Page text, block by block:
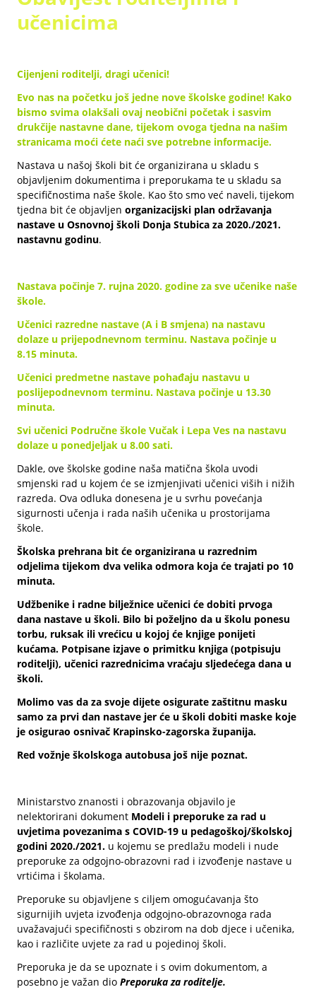
učenicima
Cijenjeni roditelji, dragi učenici!
Evo nas na početku još jedne nove školske godine! Kako
bismo svima olakšali ovaj neobični početak i sasvim
drukčije nastavne dane, tijekom ovoga tjedna na našim
stranicama moći ćete naći sve potrebne informacije.
Nastava u našoj školi bit će organizirana u skladu s
objavljenim dokumentima i preporukama te u skladu sa
specifičnostima naše škole. Kao što smo već naveli, tijekom
tjedna bit će objavljenorganizacijski plan održavanja
nastave u Osnovnoj školi Donja Stubica za 2020./2021.
nastavnu godinu.
Nastava počinje 7. rujna 2020. godine za sve učenike naše
škole.
Učenici razredne nastave (A i B smjena) na nastavu
dolaze u prijepodnevnom terminu. Nastava počinje u
8.15 minuta.
Učenici predmetne nastave pohađaju nastavu u
poslijepodnevnom terminu. Nastava počinje u 13.30
minuta.
Svi učenici Područne škole Vučak i Lepa Ves na nastavu
dolaze u ponedjeljak u 8.00 sati.
Dakle, ove školske godine naša matična škola uvodi
smjenski rad u kojem će se izmjenjivati učenici viših i nižih
razreda. Ova odluka donesena je u svrhu povećanja
sigurnosti učenja i rada naših učenika u prostorijama
škole.
Školska prehrana bit će organizirana u razrednim
odjelima tijekom dva velika odmora koja će trajati po 10
minuta.
Udžbenike i radne bilježnice učenici će dobiti prvoga
dana nastave u školi. Bilo bi poželjno da u školu ponesu
torbu, ruksak ili vrećicu u kojoj će knjige ponijeti
kućama. Potpisane izjave o primitku knjiga (potpisuju
roditelji), učenici razrednicima vraćaju sljedećega dana u
školi.
Molimo vas da za svoje dijete osigurate zaštitnu masku
samo za prvi dan nastave jer će u školi dobiti maske koje
je osigurao osnivač Krapinsko-zagorska županija.
Red vožnje školskoga autobusa još nije poznat.
Ministarstvo znanosti i obrazovanja objavilo je
nelektorirani dokument Modeli i preporuke za rad u
uvjetima povezanima s COVID-19 u pedagoškoj/školskoj
godini 2020./2021. u kojemu se predlažu modeli i nude
preporuke za odgojno-obrazovni rad i izvođenje nastave u
vrtićima i školama.
Preporuke su objavljene s ciljem omogućavanja što
sigurnijih uvjeta izvođenja odgojno-obrazovnoga rada
uvažavajući specifičnosti s obzirom na dob djece i učenika,
kao i različite uvjete za rad u pojedinoj školi.
Preporuka je da se upoznate i s ovim dokumentom, a
posebno je važan dioPreporuka za roditelje.